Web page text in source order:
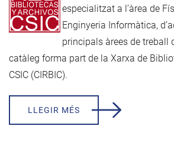
especialitzat a l’àrea de
Enginyeria Informàtica,
principals àrees de treball
catàleg forma part de la Xarxa de
CSIC (CIRBIC).
LLEGIR MÉS